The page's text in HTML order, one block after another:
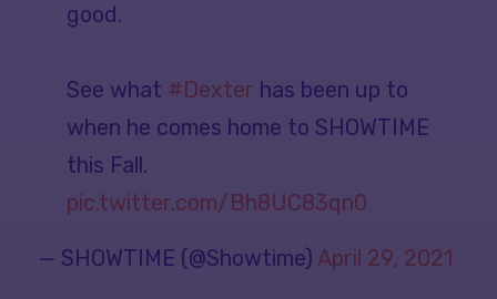
good.
See what #Dexter has been up to
when he comes home to SHOWTIME
this Fall.
pic.twitter.com/Bh8UC83qn0
— SHOWTIME (@Showtime) April 29, 2021